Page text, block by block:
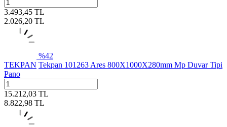
3.493,45 TL
2.026,20 TL
%42
TEKPAN Tekpan 101263 Ares 800X1000X280mm Mp Duvar Tipi
Pano
15.212,03 TL
8.822,98 TL